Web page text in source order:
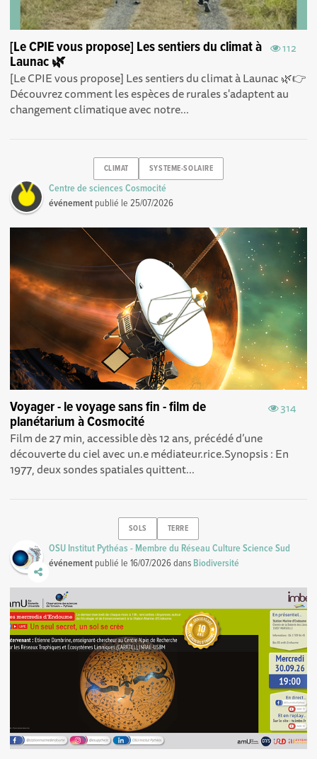
112
[Le CPIE vous propose] Les sentiers du climat à
Launac 🌿
[Le CPIE vous propose] Les sentiers du climat à Launac 🌿👉
Découvrez comment les espèces de rurales s'adaptent au
changement climatique avec notre...
CLIMAT SYSTEME-SOLAIRE
Centre de sciences Cosmocité
événement publié le25/07/2026
314
Voyager - le voyage sans fin - film de
planétarium à Cosmocité
Film de 27 min, accessible dès 12 ans, précédé d’une
découverte du ciel avec un.e médiateur.rice.Synopsis : En
1977, deux sondes spatiales quittent...
SOLS TERRE
OSU Institut Pythéas - Membre du Réseau Culture Science Sud
événement publié le16/07/2026dans Biodiversité